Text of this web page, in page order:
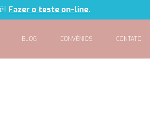
Fazer o teste on-line.
BLOG CONVÊNIOS CONTATO